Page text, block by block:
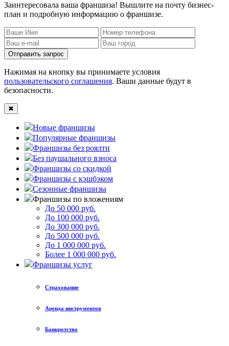
Заинтересовала ваша франшиза! Вышлите на почту бизнес-
план и подробную информацию о франшизе.
Отправить запрос
Нажимая на кнопку вы принимаете условия
пользовательского соглашения. Ваши данные будут в
безопасности.
✖
Новые франшизы
Популярные франшизы
Франшизы без роялти
Без паушального взноса
Франшизы со скидкой
Франшизы с кэшбэком
Сезонные франшизы
Франшизы по вложениям
До 50 000 руб.
До 100 000 руб.
До 300 000 руб.
До 500 000 руб.
До 1 000 000 руб.
Более 1 000 000 руб.
Франшизы услуг
Страхование
Аренда инструментов
Банкротство